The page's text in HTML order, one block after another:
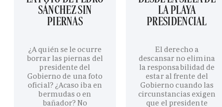
SÁNCHEZ SIN
PIERNAS
¿A quién se le ocurre
borrar las piernas del
presidente del
Gobierno de una foto
oficial? ¿Acaso iba en
bermudas o en
bañador? No
LA PLAYA
PRESIDENCIAL
El derecho a
descansar no elimina
la responsabilidad de
estar al frente del
Gobierno cuando las
circunstancias exigen
que el presidente